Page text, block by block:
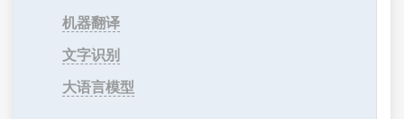
机器翻译
文字识别
大语言模型